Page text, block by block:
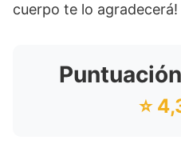
cuerpo te lo agradecerá!
⭐